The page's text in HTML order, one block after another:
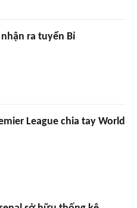
ra tuyển Bỉ
League chia tay World